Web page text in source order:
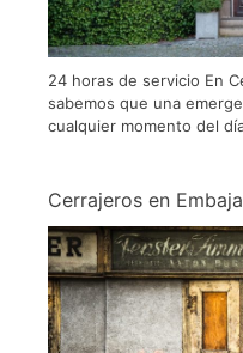
24 horas de servicio En
sabemos que una
cualquier momento del
Cerrajeros en